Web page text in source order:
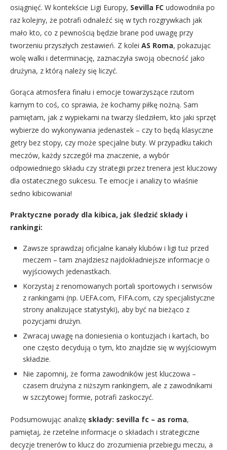
osiągnięć. W kontekście Ligi Europy, Sevilla FC udowodniła po
raz kolejny, że potrafi odnaleźć się w tych rozgrywkach jak
mało kto, co z pewnością będzie brane pod uwagę przy
tworzeniu przyszłych zestawień. Z kolei AS Roma, pokazując
wolę walki i determinację, zaznaczyła swoją obecność jako
drużyna, z którą należy się liczyć.
Gorąca atmosfera finału i emocje towarzyszące rzutom
karnym to coś, co sprawia, że kochamy piłkę nożną. Sam
pamiętam, jak z wypiekami na twarzy śledziłem, kto jaki sprzęt
wybierze do wykonywania jedenastek – czy to będą klasyczne
getry bez stopy, czy może specjalne buty. W przypadku takich
meczów, każdy szczegół ma znaczenie, a wybór
odpowiedniego składu czy strategii przez trenera jest kluczowy
dla ostatecznego sukcesu. Te emocje i analizy to właśnie
sedno kibicowania!
Praktyczne porady dla kibica, jak śledzić składy i
rankingi:
Zawsze sprawdzaj oficjalne kanały klubów i ligi tuż przed
meczem – tam znajdziesz najdokładniejsze informacje o
wyjściowych jedenastkach.
Korzystaj z renomowanych portali sportowych i serwisów
z rankingami (np. UEFA.com, FIFA.com, czy specjalistyczne
strony analizujące statystyki), aby być na bieżąco z
pozycjami drużyn.
Zwracaj uwagę na doniesienia o kontuzjach i kartach, bo
one często decydują o tym, kto znajdzie się w wyjściowym
składzie.
Nie zapomnij, że forma zawodników jest kluczowa –
czasem drużyna z niższym rankingiem, ale z zawodnikami
w szczytowej formie, potrafi zaskoczyć.
Podsumowując analizę składy: sevilla fc – as roma,
pamiętaj, że rzetelne informacje o składach i strategiczne
decyzje trenerów to klucz do zrozumienia przebiegu meczu, a